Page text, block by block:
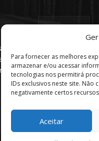
Para fornecer as melhores
armazenar e/ou acessar
tecnologias nos permitirá
IDs exclusivos neste site.
negativamente certos
Aceitar
a